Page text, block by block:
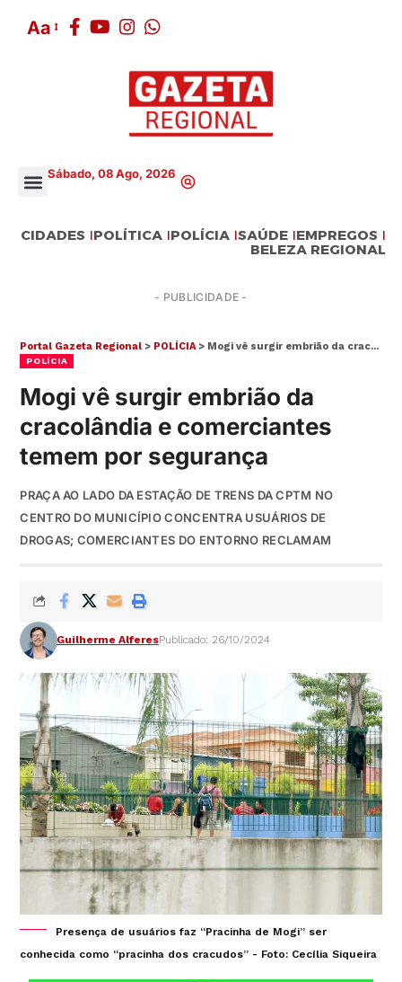
Aa
Sábado, 08 Ago, 2026
CIDADES POLÍTICA POLÍCIA SAÚDE EMPREGOS
BELEZA REGIONAL
- PUBLICIDADE -
Portal Gazeta Regional > POLÍCIA> Mogi vê surgir embrião da cracolândia e comerciantes temem por segurança
POLÍCIA
Mogi vê surgir embrião da
cracolândia e comerciantes
temem por segurança
PRAÇA AO LADO DA ESTAÇÃO DE TRENS DA CPTM NO
CENTRO DO MUNICÍPIO CONCENTRA USUÁRIOS DE
DROGAS; COMERCIANTES DO ENTORNO RECLAMAM
Guilherme AlferesPublicado: 26/10/2024
Presença de usuários faz “Pracinha de Mogi” ser
conhecida como “pracinha dos cracudos” - Foto: Cecília Siqueira